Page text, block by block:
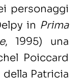
personaggi
in Prima
, 1995) una
Poiccard
Patricia